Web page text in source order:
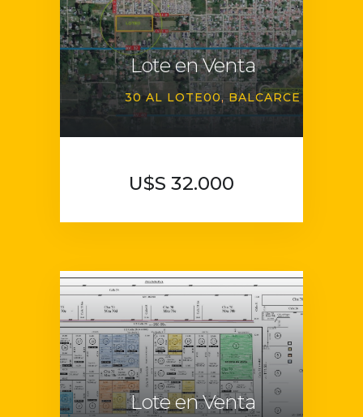
Lote en Venta
30 AL LOTE00 BALCARCE
U$S 32.000
Lote en Venta